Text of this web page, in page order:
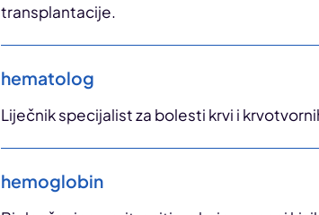
transplantacije.
hematolog
Liječnik specijalist za bolesti krvi i
hemoglobin